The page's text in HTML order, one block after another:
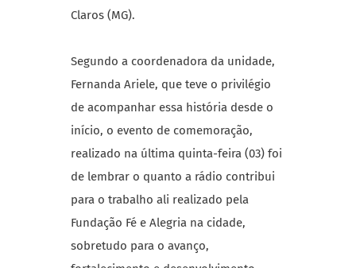
Claros (MG).
Segundo a coordenadora da unidade,
Fernanda Ariele, que teve o privilégio
de acompanhar essa história desde o
início, o evento de comemoração,
realizado na última quinta-feira (03) foi
de lembrar o quanto a rádio contribui
para o trabalho ali realizado pela
Fundação Fé e Alegria na cidade,
sobretudo para o avanço,